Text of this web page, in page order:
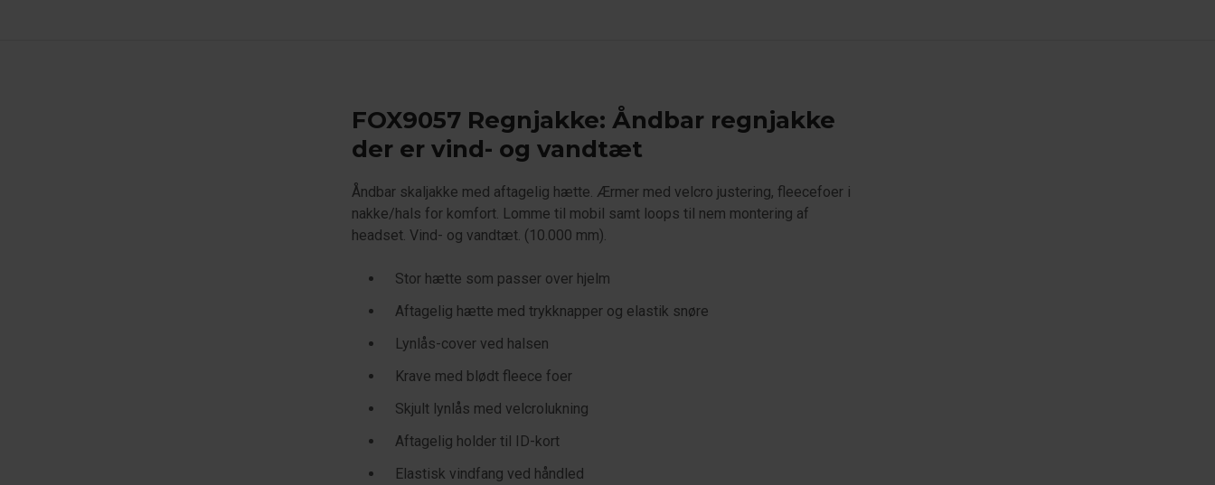
FOX9057 Regnjakke: Åndbar regnjakke
der er vind- og vandtæt
Åndbar skaljakke med aftagelig hætte. Ærmer med velcro justering, fleecefoer i
nakke/hals for komfort. Lomme til mobil samt loops til nem montering af
headset. Vind- og vandtæt. (10.000 mm).
Stor hætte som passer over hjelm
Aftagelig hætte med trykknapper og elastik snøre
Lynlås-cover ved halsen
Krave med blødt fleece foer
Skjult lynlås med velcrolukning
Aftagelig holder til ID-kort
Elastisk vindfang ved håndled